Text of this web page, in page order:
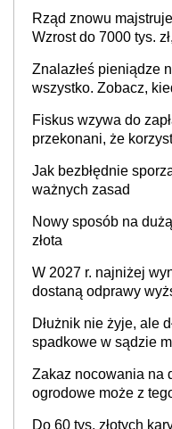
Rząd znowu
Wzrost do 7000 tys.
Znalazłeś pieniądze
wszystko. Zobacz,
Fiskus wzywa do
przekonani, że
Jak bezbłędnie
ważnych zasad
Nowy sposób na
złota
W 2027 r. najniżej
dostaną odprawy
Dłużnik nie żyje, ale
spadkowe w sądzie
Zakaz nocowania na
ogrodowe może z
Do 60 tys. złotych